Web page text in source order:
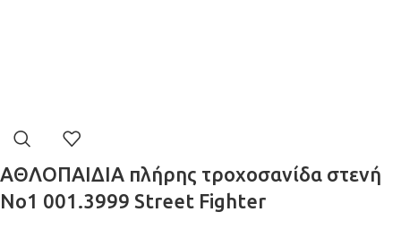
ΑΘΛΟΠΑΙΔΙΑ πλήρης τροχοσανίδα στενή
No1 001.3999 Street Fighter